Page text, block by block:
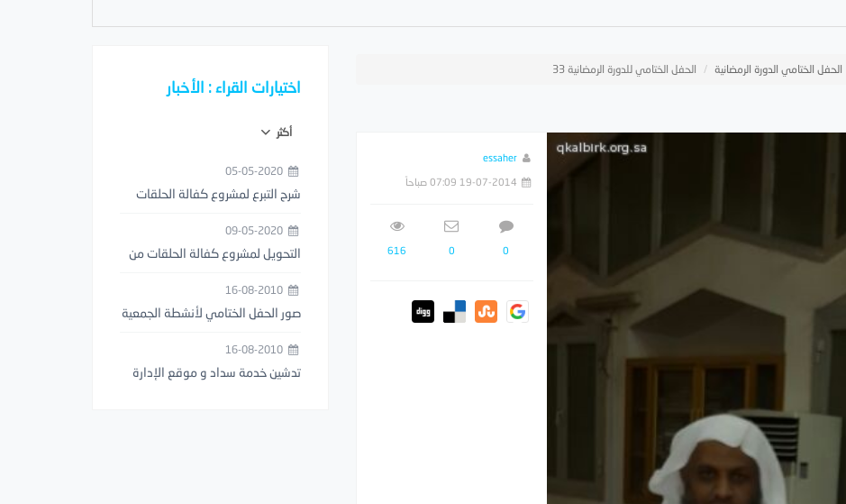
الحفل الختامي الدورة الرمضانية الحفل الختامي للدورة الرمضانية 33
essaher
19-07-2014 07:09 صباحاً
0
0
616
اختيارات القراء : الأخبار
أكثر
05-05-2020
شرح التبرع لمشروع كفالة الحلقات
09-05-2020
التحويل لمشروع كفالة الحلقات من
16-08-2010
صور الحفل الختامي لأنشطة الجمعية
16-08-2010
تدشين خدمة سداد و موقع الإدارة